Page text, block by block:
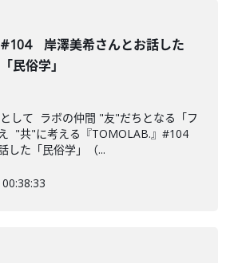
#104 岸澤美希さんとお話した
「民俗学」
して ラボの仲間 "友"だちとなる「フ
"共"に考える『TOMOLAB.』#104
した「民俗学」（...
00:38:33